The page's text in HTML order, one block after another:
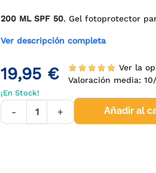
200 ML SPF 50. Gel fotoprotector
Ver descripción completa
19,95 €
Ver la
Valoración media: 10/
¡En Stock!
- + Añadir al